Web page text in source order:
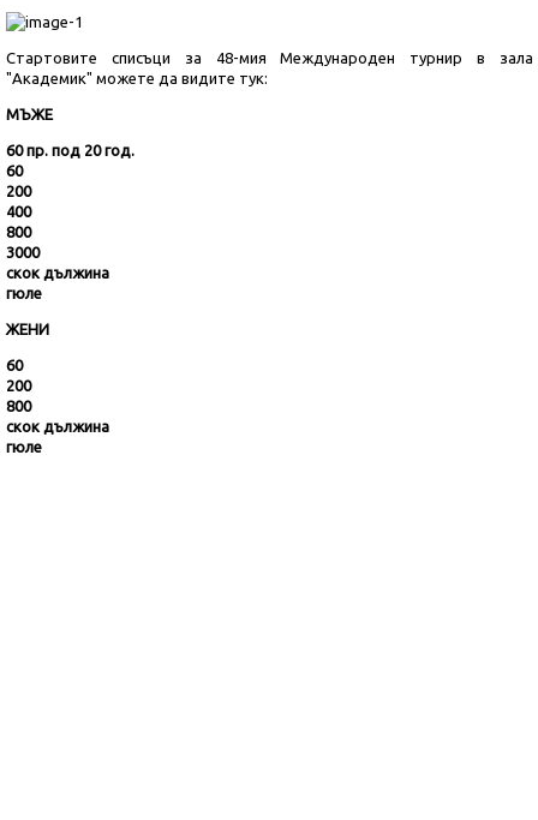
Стартовите списъци за 48-мия Международен турнир в зала
"Академик" можете да видите тук:
МЪЖЕ
60 пр. под 20 год.
60
200
400
800
3000
скок дължина
гюле
ЖЕНИ
60
200
800
скок дължина
гюле